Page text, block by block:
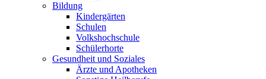
Bildung
Kindergärten
Schulen
Volkshochschule
Schülerhorte
Gesundheit und Soziales
Ärzte und Apotheken